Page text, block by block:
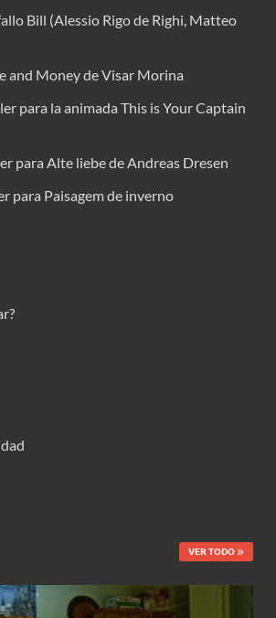
Bill (Alessio Rigo de Righi, Matteo
and Money de Visar Morina
para la animada This is Your Captain
para Alte liebe de Andreas Dresen
para Paisagem de inverno
VER TODO